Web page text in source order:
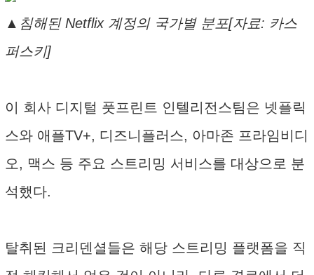
▲침해된 Netflix 계정의 국가별 분포[자료: 카스
퍼스키]
이 회사 디지털 풋프린트 인텔리전스팀은 넷플릭
스와 애플TV+, 디즈니플러스, 아마존 프라임비디
오, 맥스 등 주요 스트리밍 서비스를 대상으로 분
석했다.
탈취된 크리덴셜들은 해당 스트리밍 플랫폼을 직